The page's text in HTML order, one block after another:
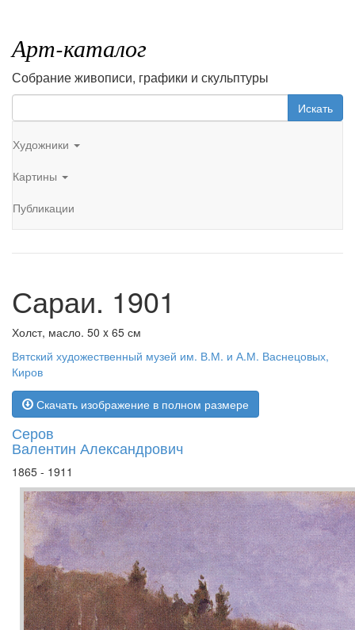
Арт-каталог
Собрание живописи, графики и скульптуры
Искать
Художники
Картины
Публикации
Сараи. 1901
Холст, масло. 50 x 65 см
Вятский художественный музей им. В.М. и А.М. Васнецовых,
Киров
Скачать изображение в полном размере
Серов
Валентин Александрович
1865 - 1911